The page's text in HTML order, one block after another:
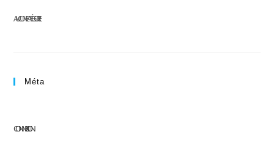
AUCUNE CATÉGORIE
Méta
CONNEXION